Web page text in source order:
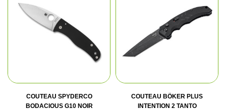
COUTEAU SPYDERCO
BODACIOUS G10 NOIR
COUTEAU BÖKER PLUS
INTENTION 2 TANTO